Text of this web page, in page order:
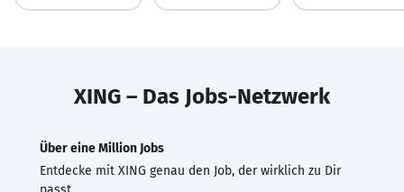
XING – Das Jobs-Netzwerk
Über eine Million Jobs
Entdecke mit XING genau den Job, der wirklich zu Dir